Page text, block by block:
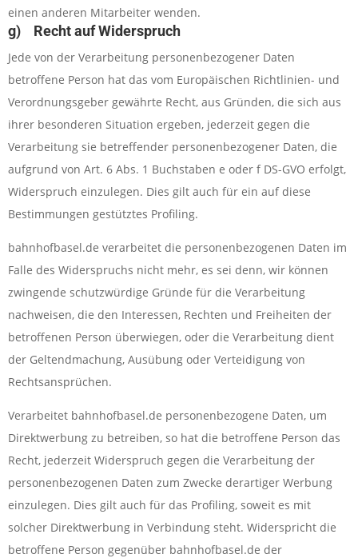
einen anderen Mitarbeiter wenden.
g) Recht auf Widerspruch
Jede von der Verarbeitung personenbezogener Daten
betroffene Person hat das vom Europäischen Richtlinien- und
Verordnungsgeber gewährte Recht, aus Gründen, die sich aus
ihrer besonderen Situation ergeben, jederzeit gegen die
Verarbeitung sie betreffender personenbezogener Daten, die
aufgrund von Art. 6 Abs. 1 Buchstaben e oder f DS-GVO erfolgt,
Widerspruch einzulegen. Dies gilt auch für ein auf diese
Bestimmungen gestütztes Profiling.
bahnhofbasel.de verarbeitet die personenbezogenen Daten im
Falle des Widerspruchs nicht mehr, es sei denn, wir können
zwingende schutzwürdige Gründe für die Verarbeitung
nachweisen, die den Interessen, Rechten und Freiheiten der
betroffenen Person überwiegen, oder die Verarbeitung dient
der Geltendmachung, Ausübung oder Verteidigung von
Rechtsansprüchen.
Verarbeitet bahnhofbasel.de personenbezogene Daten, um
Direktwerbung zu betreiben, so hat die betroffene Person das
Recht, jederzeit Widerspruch gegen die Verarbeitung der
personenbezogenen Daten zum Zwecke derartiger Werbung
einzulegen. Dies gilt auch für das Profiling, soweit es mit
solcher Direktwerbung in Verbindung steht. Widerspricht die
betroffene Person gegenüber bahnhofbasel.de der